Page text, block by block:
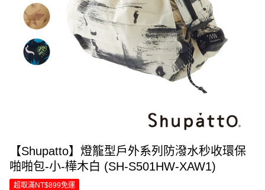
【Shupatto】燈籠型戶外系列防潑水秒收環保
啪啪包-小-樺木白 (SH-S501HW-XAW1)
超取滿NT$899免運